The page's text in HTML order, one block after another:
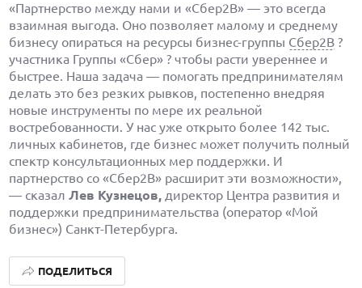
«Партнерство между нами и «Сбер2В» — это всегда
взаимная выгода. Оно позволяет малому и среднему
бизнесу опираться на ресурсы бизнес-группы Сбер2B ?
участника Группы «Сбер» ? чтобы расти увереннее и
быстрее. Наша задача — помогать предпринимателям
делать это без резких рывков, постепенно внедряя
новые инструменты по мере их реальной
востребованности. У нас уже открыто более 142 тыс.
личных кабинетов, где бизнес может получить полный
спектр консультационных мер поддержки. И
партнерство со «Сбер2В» расширит эти возможности»,
— сказалЛев Кузнецов, директор Центра развития и
поддержки предпринимательства (оператор «Мой
бизнес») Санкт-Петербурга.
ПОДЕЛИТЬСЯ